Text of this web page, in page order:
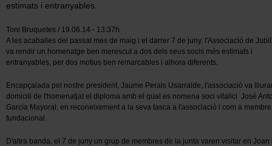
estimats i entranyables.
Toni Bruquetes / 19.06.14 - 13:37h
A les acaballes del passat mes de maig i el darrer 7 de juny, l'Associació de
va rendir un homenatge ben merescut a dos dels seus socis més estimats i
entranyables, per dos motius ben remarcables i alhora diferents.
Encapçalada pel nostre president, Jaume Perals Usarralde, l'associació va
domicili de l'homenatjat el diploma amb el qual es nomena soci vitalici José
García Mayoral, en reconeixement a la seva tasca a l'associació i com a membre
fundacional.
D'altra banda, el 7 de juny un grup de membres de la junta varen visitar en Joan